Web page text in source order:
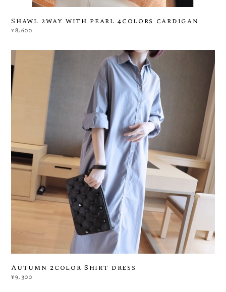
Shawl 2way with pearl 4colors cardigan
¥8,600
Autumn 2color Shirt dress
¥9,300